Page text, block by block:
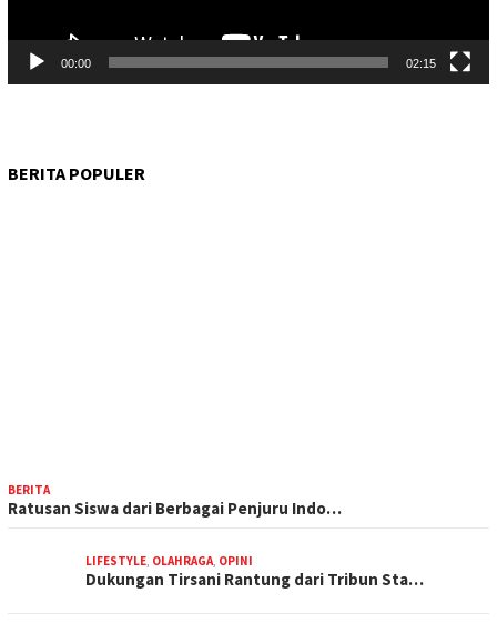
00:00 02:15
BERITA POPULER
BERITA
Ratusan Siswa dari Berbagai Penjuru Indo…
LIFESTYLE, OLAHRAGA, OPINI
Dukungan Tirsani Rantung dari Tribun Sta…